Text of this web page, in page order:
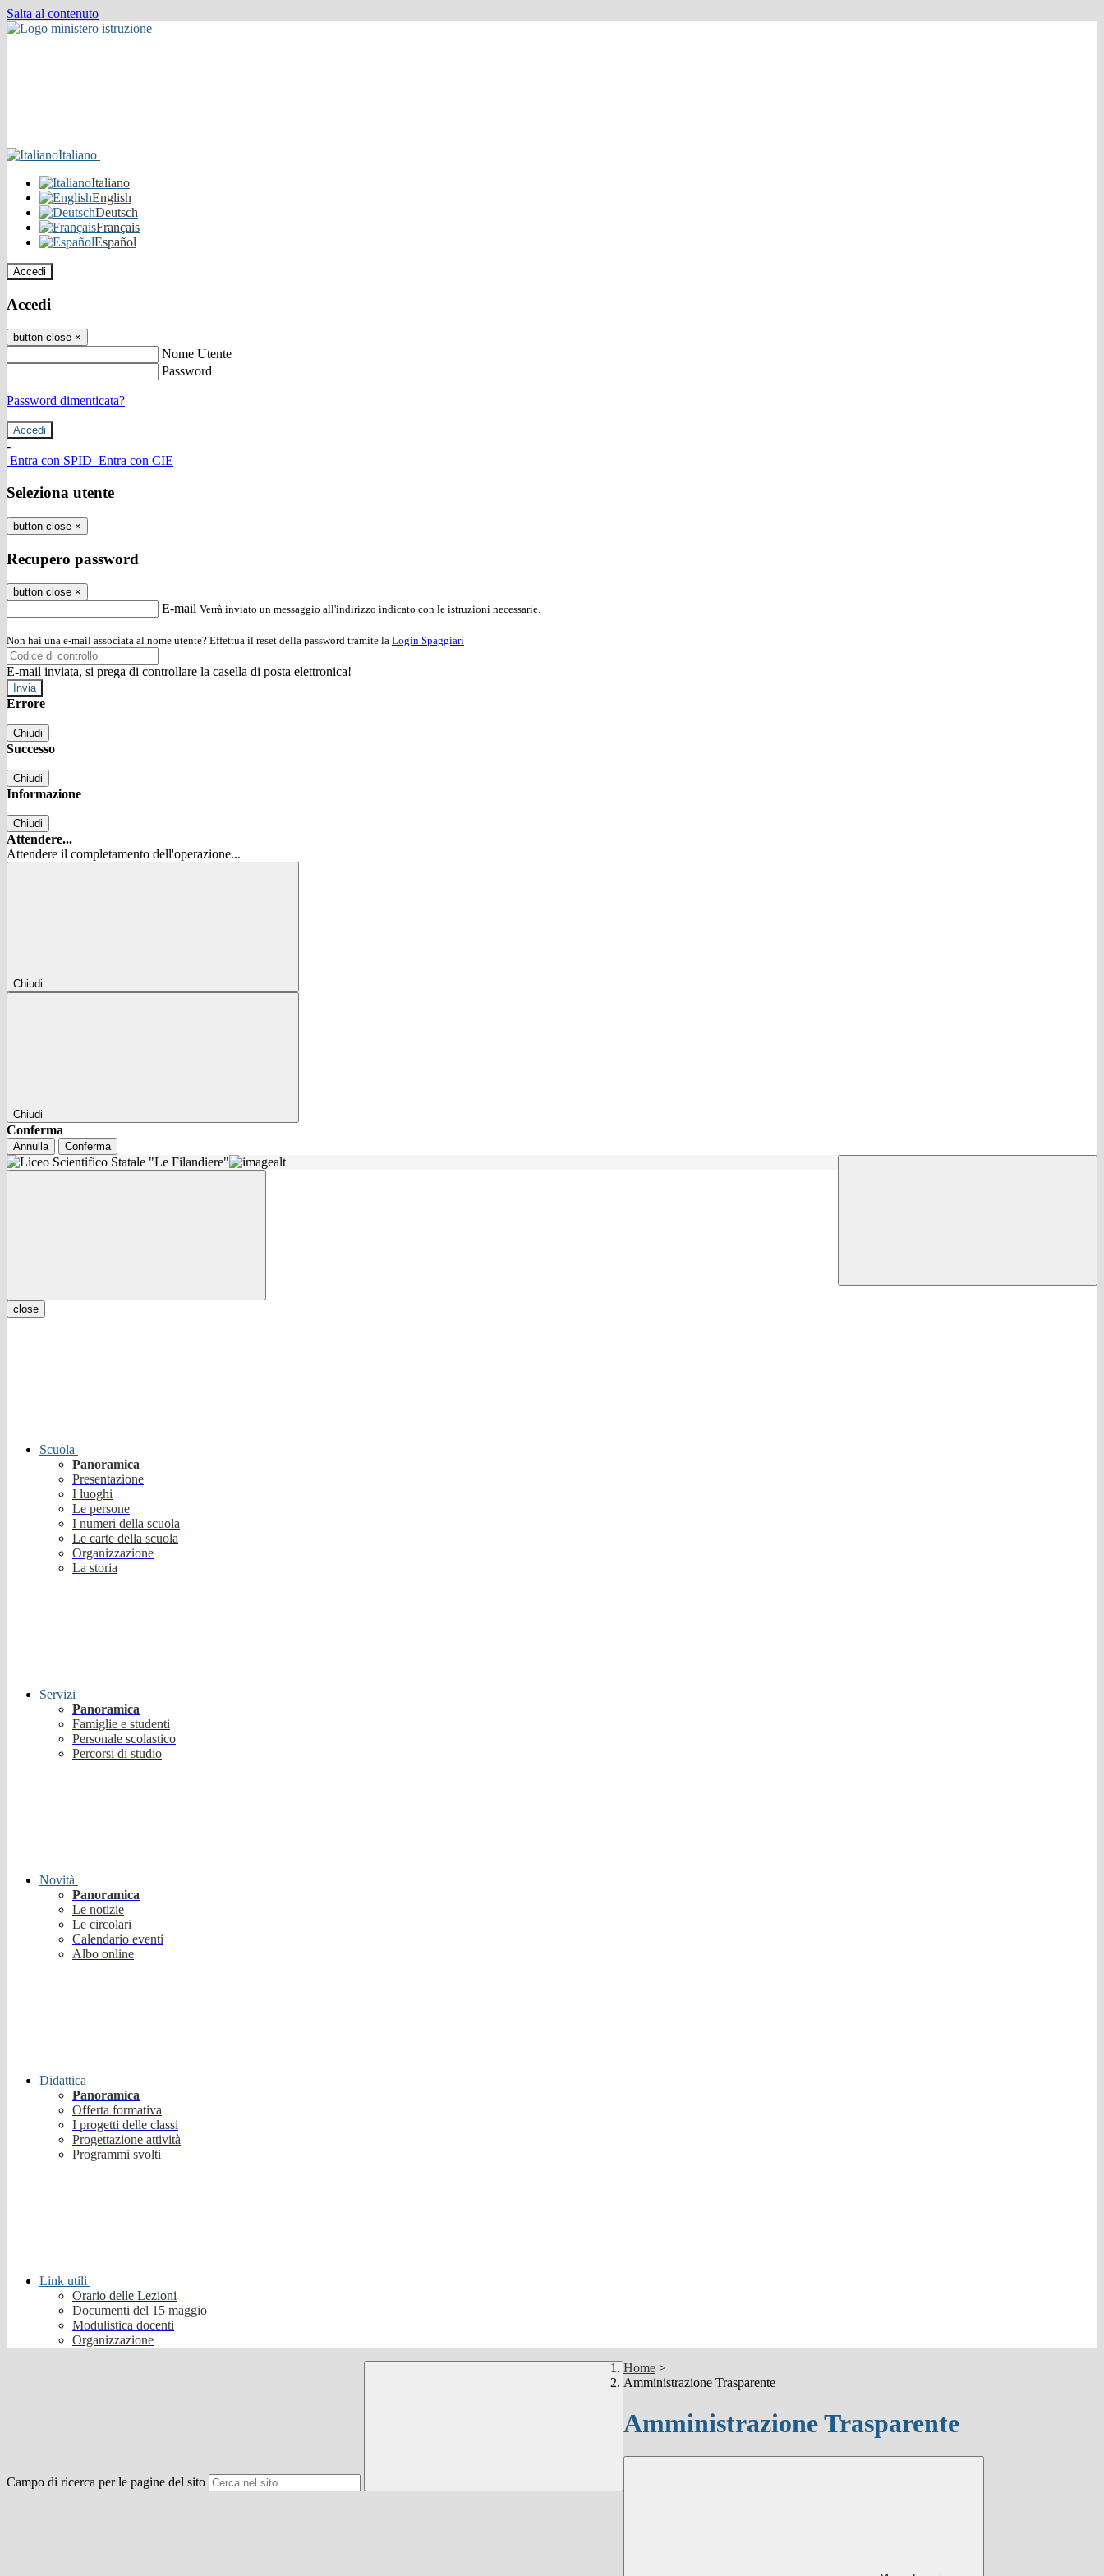
Salta al contenuto
Italiano
Italiano
English
Deutsch
Français
Español
Accedi
Accedi
button close ×
Nome Utente
Password
Password dimenticata?
-
Entra con SPID Entra con CIE
Seleziona utente
button close ×
Recupero password
button close ×
E-mail Verrà inviato un messaggio all'indirizzo indicato con le istruzioni necessarie.
Non hai una e-mail associata al nome utente? Effettua il reset della password tramite la Login Spaggiari
E-mail inviata, si prega di controllare la casella di posta elettronica!
Errore
Chiudi
Successo
Chiudi
Informazione
Chiudi
Attendere...
Attendere il completamento dell'operazione...
Chiudi
Chiudi
Conferma
Annulla Conferma
close
Scuola
Panoramica
Presentazione
I luoghi
Le persone
I numeri della scuola
Le carte della scuola
Organizzazione
La storia
Servizi
Panoramica
Famiglie e studenti
Personale scolastico
Percorsi di studio
Novità
Panoramica
Le notizie
Le circolari
Calendario eventi
Albo online
Didattica
Panoramica
Offerta formativa
I progetti delle classi
Progettazione attività
Programmi svolti
Link utili
Orario delle Lezioni
Documenti del 15 maggio
Modulistica docenti
Organizzazione
Campo di ricerca per le pagine del sito
Home >
Amministrazione Trasparente
Amministrazione Trasparente